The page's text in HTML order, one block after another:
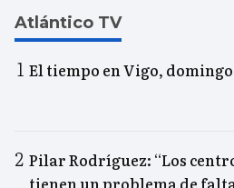
Atlántico TV
El tiempo en Vigo, domingo
Pilar Rodríguez: “Los